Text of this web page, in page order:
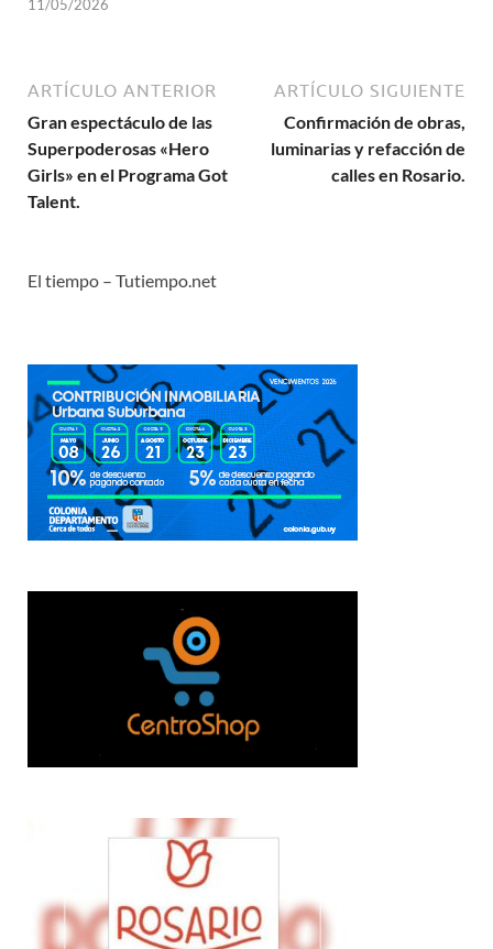
11/05/2026
ARTÍCULO ANTERIOR
Gran espectáculo de las
Superpoderosas «Hero
Girls» en el Programa Got
Talent.
ARTÍCULO SIGUIENTE
Confirmación de obras,
luminarias y refacción de
calles en Rosario.
El tiempo – Tutiempo.net